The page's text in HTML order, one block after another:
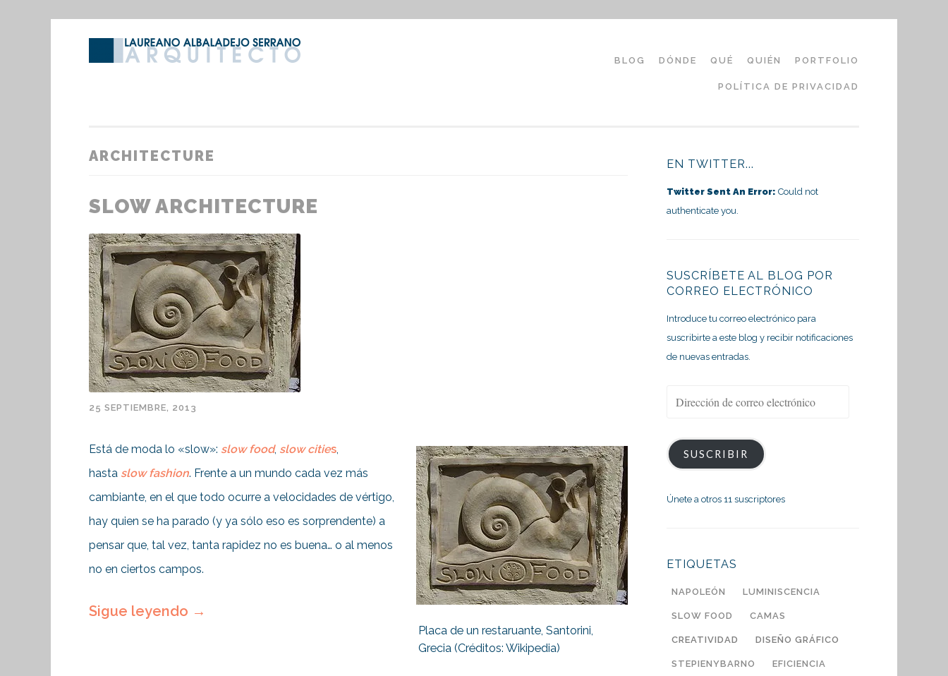
al
BLOG DÓNDE QUÉ QUIÉN PORTFOLIO
POLÍTICA DE PRIVACIDAD
ARCHITECTURE
SLOW ARCHITECTURE
25 SEPTIEMBRE, 2013
Placa de un restaruante, Santorini,
Grecia (Créditos: Wikipedia)
Está de moda lo «slow»: slow food, slow cities,
hasta slow fashion. Frente a un mundo cada vez más
cambiante, en el que todo ocurre a velocidades de vértigo,
hay quien se ha parado (y ya sólo eso es sorprendente) a
pensar que, tal vez, tanta rapidez no es buena… o al menos
no en ciertos campos.
Sigue leyendo →
EN TWITTER...
Twitter Sent An Error: Could not
authenticate you.
SUSCRÍBETE AL BLOG POR
CORREO ELECTRÓNICO
Introduce tu correo electrónico para
suscribirte a este blog y recibir notificaciones
de nuevas entradas.
electrónico
SUSCRIBIR
Únete a otros 11 suscriptores
ETIQUETAS
NAPOLEÓN LUMINISCENCIA
SLOW FOOD CAMAS
CREATIVIDAD DISEÑO GRÁFICO
STEPIENYBARNO EFICIENCIA